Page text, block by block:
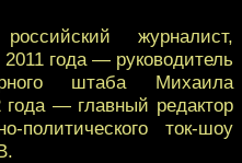
журналист,
года — руководитель
штаба Михаила
— главный редактор
политического ток-шоу